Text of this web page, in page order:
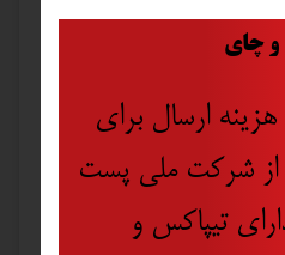
کف دست)
و چای
ارسال برای
از شرکت ملی پست
تیپاکس و